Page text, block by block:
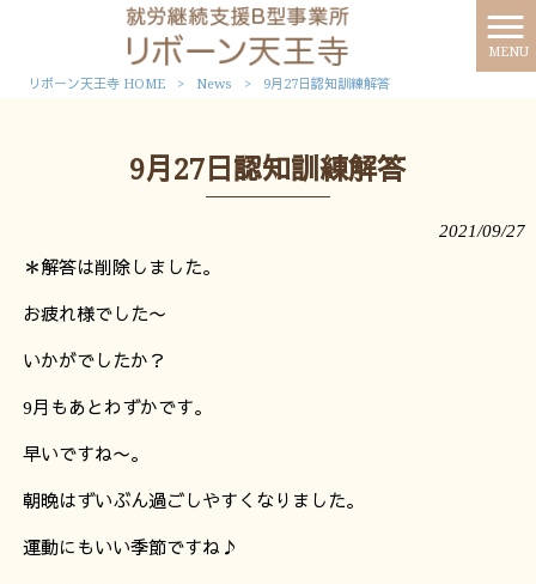
MENU
リボーン天王寺 HOME > News > 9月27日認知訓練解答
9月27日認知訓練解答
2021/09/27
＊解答は削除しました。
お疲れ様でした〜
いかがでしたか？
9月もあとわずかです。
早いですね〜。
朝晩はずいぶん過ごしやすくなりました。
運動にもいい季節ですね♪